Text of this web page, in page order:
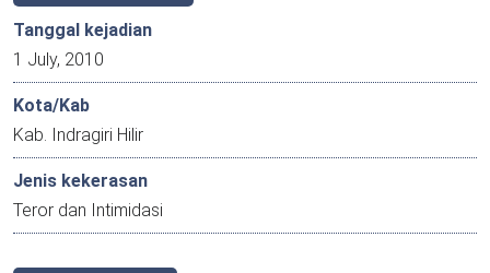
Tanggal kejadian
1 July, 2010
Kota/Kab
Kab. Indragiri Hilir
Jenis kekerasan
Teror dan Intimidasi